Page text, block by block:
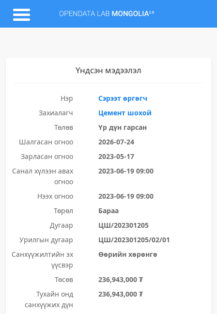
Үндсэн мэдээлэл
Нэр
Сэрээт өргөгч
Захиалагч
Цемент шохой
Төлөв
Үр дүн гарсан
Шалгасан огноо
2026-07-24
Зарласан огноо
2023-05-17
Санал хүлээн авах
огноо
2023-06-19 09:00
Нээх огноо
2023-06-19 09:00
Төрөл
Бараа
Дугаар
ЦШ/202301205
Урилгын дугаар
ЦШ/202301205/02/01
Санхүүжилтийн эх
үүсвэр
Өөрийн хөрөнгө
Төсөв
236,943,000 ₮
Тухайн онд
санхүүжих дүн
236,943,000 ₮